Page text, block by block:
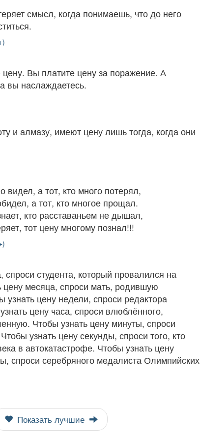
смысл, когда понимаешь, что до него
Вы платите цену за поражение. А
вы наслаждаетесь.
и алмазу, имеют цену лишь тогда, когда они
видел, а тот, кто много потерял,
а тот, кто многое прощал.
кто расставаньем не дышал,
тот цену многому познал!!!
спроси студента, который провалился на
цену месяца, спроси мать, родившую
цену недели, спроси редактора
цену часа, спроси влюблённого,
Чтобы узнать цену минуты, спроси
узнать цену секунды, спроси того, кто
в автокатастрофе. Чтобы узнать цену
спроси серебряного медалиста Олимпийских
Показать лучшие